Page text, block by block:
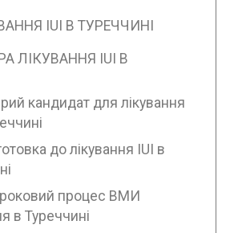
IUI В ТУРЕЧЧИНІ
ЛІКУВАННЯ IUI В
кандидат для лікування
до лікування IUI в
процес ВМИ
в Туреччині